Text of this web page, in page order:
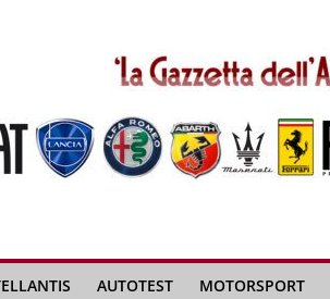
AUTOTEST MOTORSPORT